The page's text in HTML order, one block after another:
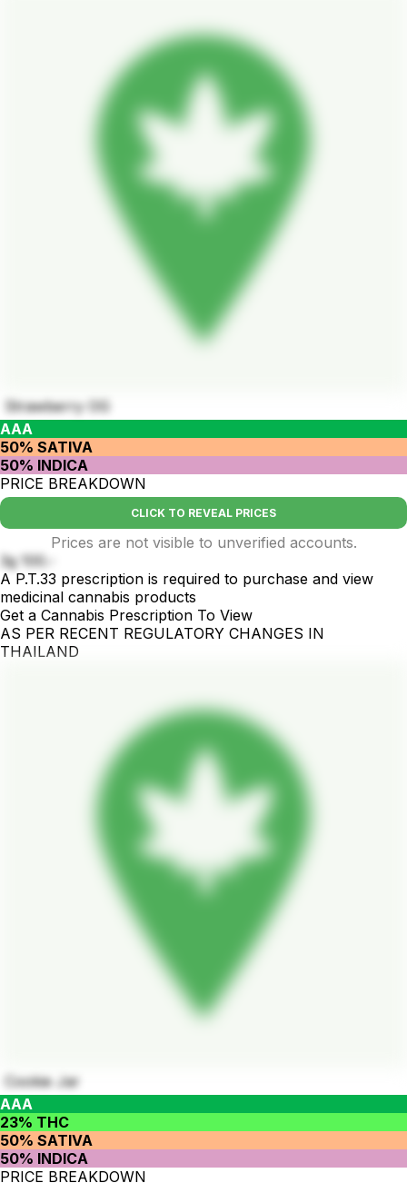
Strawberry OG
AAA
50% SATIVA
50% INDICA
PRICE BREAKDOWN
CLICK TO REVEAL PRICES
Prices are not visible to unverified accounts.
3g 100.-
A P.T.33 prescription is required to purchase and view
medicinal cannabis products
Get a Cannabis Prescription To View
AS PER RECENT REGULATORY CHANGES IN
THAILAND
Cookie Jar
AAA
23% THC
50% SATIVA
50% INDICA
PRICE BREAKDOWN